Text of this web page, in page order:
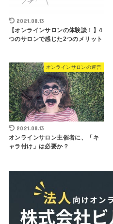
2021.08.13
【オンラインサロンの体験談！】4
つのサロンで感じた2つのメリット
オンラインサロンの運営
2021.08.13
オンラインサロン主催者に、「キ
ャラ付け」は必要か？